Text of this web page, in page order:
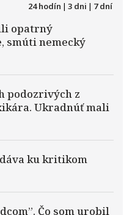
24 hodín | 3 dni | 7 dní
opatrný
smúti nemecký
podozrivých z
Ukradnúť mali
ku kritikom
Čo som urobil